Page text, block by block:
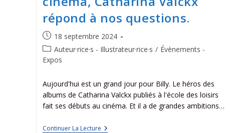
répond à nos questions.
18 septembre 2024
Auteur·rice·s - Illustrateur·rice·s / Évènements -
Expos
Aujourd'hui est un grand jour pour Billy. Le héros des
albums de Catharina Valckx publiés à l'école des loisirs
fait ses débuts au cinéma. Et il a de grandes ambitions…
Continuer La Lecture